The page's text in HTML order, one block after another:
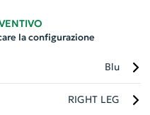
la configurazione
Blu
RIGHT LEG